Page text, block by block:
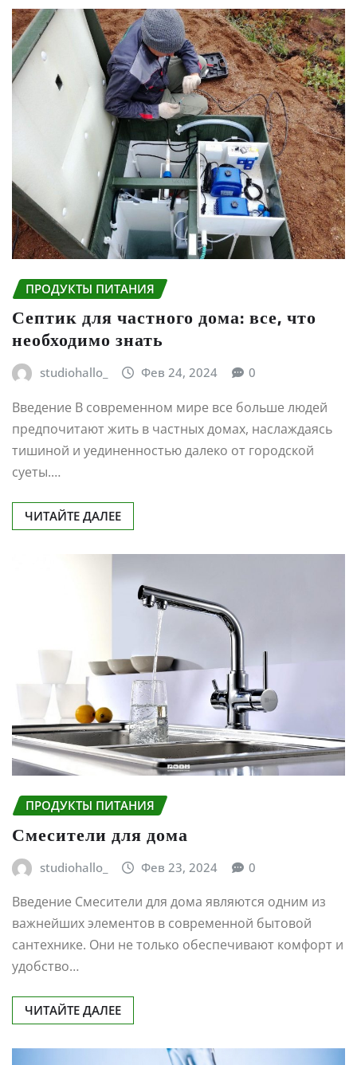
ПРОДУКТЫ ПИТАНИЯ
Септик для частного дома: все, что
необходимо знать
studiohallo_ Фев 24, 2024 0
Введение В современном мире все больше людей
предпочитают жить в частных домах, наслаждаясь
тишиной и уединенностью далеко от городской
суеты.…
ЧИТАЙТЕ ДАЛЕЕ
ПРОДУКТЫ ПИТАНИЯ
Смесители для дома
studiohallo_ Фев 23, 2024 0
Введение Смесители для дома являются одним из
важнейших элементов в современной бытовой
сантехнике. Они не только обеспечивают комфорт и
удобство…
ЧИТАЙТЕ ДАЛЕЕ